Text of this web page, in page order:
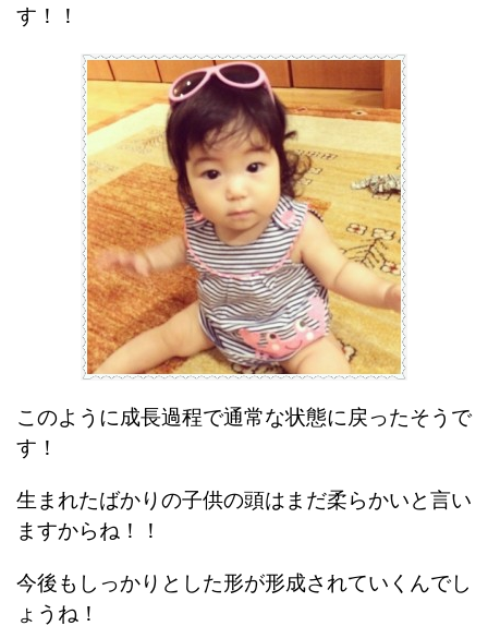
す！！
このように成長過程で通常な状態に戻ったそうで
す！
生まれたばかりの子供の頭はまだ柔らかいと言い
ますからね！！
今後もしっかりとした形が形成されていくんでし
ょうね！